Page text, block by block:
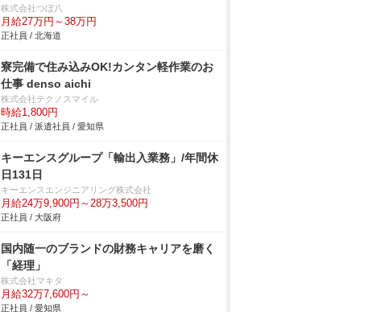
株式会社つぼ八
月給27万円～38万円
正社員 / 北海道
寮完備で住み込みOK!カンタン軽作業のお
仕事 denso aichi
株式会社テクノスマイル
時給1,800円
正社員 / 派遣社員 / 愛知県
キーエンスグループ「輸出入業務」/年間休
日131日
キーエンスエンジニアリング株式会社
月給24万9,900円～28万3,500円
正社員 / 大阪府
国内随一のブランドの財務キャリアを磨く
「経理」
株式会社マキタ
月給32万7,600円～
正社員 / 愛知県